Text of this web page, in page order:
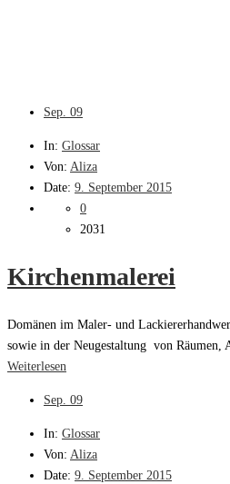
Sep. 09
In: Glossar
Von: Aliza
Date: 9. September 2015
0
2031
Kirchenmalerei
Domänen im Maler- und
sowie in der Neugestaltung von Räumen,
Weiterlesen
Sep. 09
In: Glossar
Von: Aliza
Date: 9. September 2015